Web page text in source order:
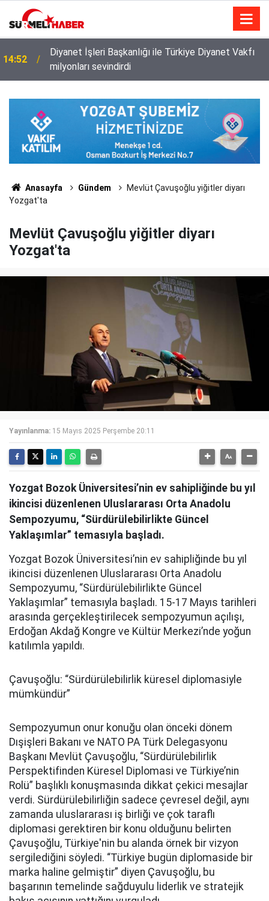
14:52
Diyanet İşleri Başkanlığı ile Türkiye Diyanet Vakfı
milyonları sevindirdi
Anasayfa Gündem
Mevlüt Çavuşoğlu yiğitler diyarı
Yozgat'ta
Mevlüt Çavuşoğlu yiğitler diyarı
Yozgat'ta
Yayınlanma: 15 Mayıs 2025 Perşembe 20:11
Yozgat Bozok Üniversitesi’nin ev sahipliğinde bu yıl
ikincisi düzenlenen Uluslararası Orta Anadolu
Sempozyumu, “Sürdürülebilirlikte Güncel
Yaklaşımlar” temasıyla başladı.
Yozgat Bozok Üniversitesi’nin ev sahipliğinde bu yıl
ikincisi düzenlenen Uluslararası Orta Anadolu
Sempozyumu, “Sürdürülebilirlikte Güncel
Yaklaşımlar” temasıyla başladı. 15-17 Mayıs tarihleri
arasında gerçekleştirilecek sempozyumun açılışı,
Erdoğan Akdağ Kongre ve Kültür Merkezi’nde yoğun
katılımla yapıldı.
Çavuşoğlu: “Sürdürülebilirlik küresel diplomasiyle
mümkündür”
Sempozyumun onur konuğu olan önceki dönem
Dışişleri Bakanı ve NATO PA Türk Delegasyonu
Başkanı Mevlüt Çavuşoğlu, “Sürdürülebilirlik
Perspektifinden Küresel Diplomasi ve Türkiye’nin
Rolü” başlıklı konuşmasında dikkat çekici mesajlar
verdi. Sürdürülebilirliğin sadece çevresel değil, aynı
zamanda uluslararası iş birliği ve çok taraflı
diplomasi gerektiren bir konu olduğunu belirten
Çavuşoğlu, Türkiye'nin bu alanda örnek bir vizyon
sergilediğini söyledi. “Türkiye bugün diplomaside bir
marka haline gelmiştir” diyen Çavuşoğlu, bu
başarının temelinde sağduyulu liderlik ve stratejik